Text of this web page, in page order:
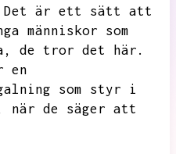
Det är ett sätt att
människor som
de tror det här.
en
som styr i
när de säger att